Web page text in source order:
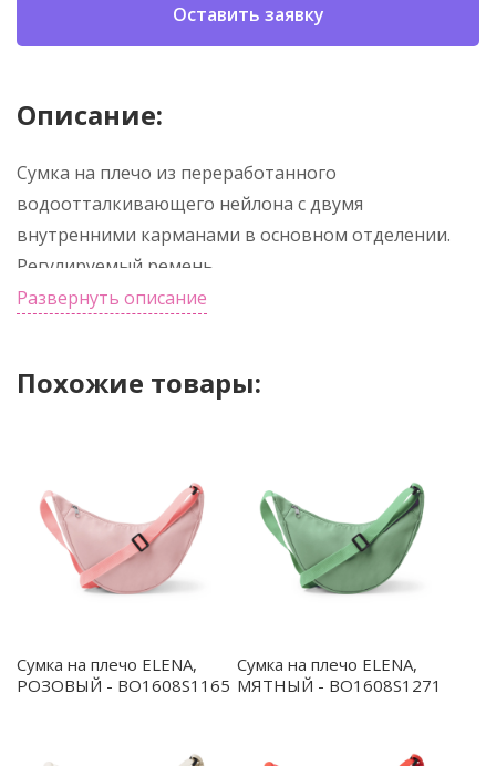
Оставить заявку
Описание:
Сумка на плечо из переработанного
водоотталкивающего нейлона с двумя
внутренними карманами в основном отделении.
Регулируемый ремень.
Развернуть описание
Похожие товары:
Сумка на плечо ELENA,
РОЗОВЫЙ - BO1608S1165
Сумка на плечо ELENA,
МЯТНЫЙ - BO1608S1271